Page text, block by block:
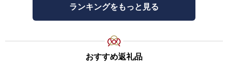
ランキングをもっと見る
おすすめ返礼品